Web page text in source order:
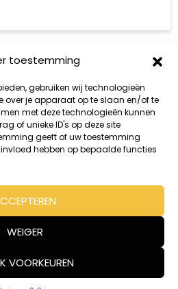
toestemming
gebruiken wij technologieën
over je apparaat op te slaan en/of te
met deze technologieën kunnen
of unieke ID's op deze site
geeft of uw toestemming
hebben op bepaalde functies
WEIGER
VOORKEUREN
beheren